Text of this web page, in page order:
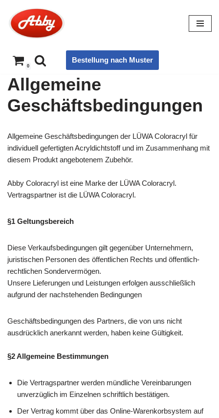
Zum
Inhalt
0
Bestellung nach Muster
Allgemeine
Geschäftsbedingungen
Allgemeine Geschäftsbedingungen der LÜWA Coloracryl für
individuell gefertigten Acryldichtstoff und im Zusammenhang mit
diesem Produkt angebotenem Zubehör.
Abby Coloracryl ist eine Marke der LÜWA Coloracryl.
Vertragspartner ist die LÜWA Coloracryl.
§1 Geltungsbereich
Diese Verkaufsbedingungen gilt gegenüber Unternehmern,
juristischen Personen des öffentlichen Rechts und öffentlich-
rechtlichen Sondervermögen.
Unsere Lieferungen und Leistungen erfolgen ausschließlich
aufgrund der nachstehenden Bedingungen
Geschäftsbedingungen des Partners, die von uns nicht
ausdrücklich anerkannt werden, haben keine Gültigkeit.
§2 Allgemeine Bestimmungen
Die Vertragspartner werden mündliche Vereinbarungen
unverzüglich im Einzelnen schriftlich bestätigen.
Der Vertrag kommt über das Online-Warenkorbsystem auf